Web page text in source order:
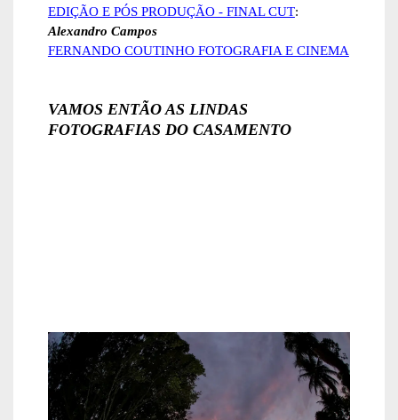
EDIÇÃO E PÓS PRODUÇÃO - FINAL CUT:
Alexandro Campos
FERNANDO COUTINHO FOTOGRAFIA E CINEMA
VAMOS ENTÃO AS LINDAS
FOTOGRAFIAS DO CASAMENTO